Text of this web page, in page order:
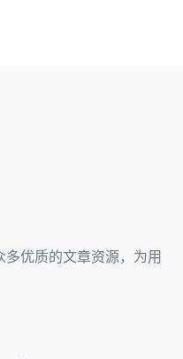
优质的文章资源，为用